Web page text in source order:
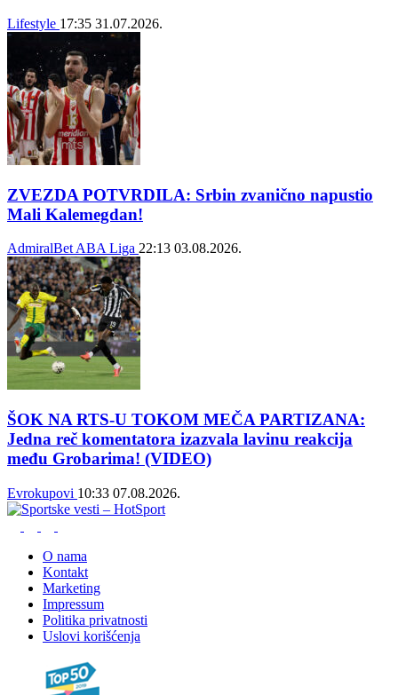
Lifestyle 17:35 31.07.2026.
ZVEZDA POTVRDILA: Srbin zvanično napustio
Mali Kalemegdan!
AdmiralBet ABA Liga 22:13 03.08.2026.
ŠOK NA RTS-U TOKOM MEČA PARTIZANA:
Jedna reč komentatora izazvala lavinu reakcija
među Grobarima! (VIDEO)
Evrokupovi 10:33 07.08.2026.
O nama
Kontakt
Marketing
Impressum
Politika privatnosti
Uslovi korišćenja